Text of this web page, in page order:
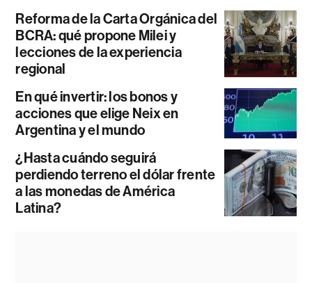
Reforma de la Carta Orgánica del
BCRA: qué propone Milei y
lecciones de la experiencia
regional
En qué invertir: los bonos y
acciones que elige Neix en
Argentina y el mundo
¿Hasta cuándo seguirá
perdiendo terreno el dólar frente
a las monedas de América
Latina?